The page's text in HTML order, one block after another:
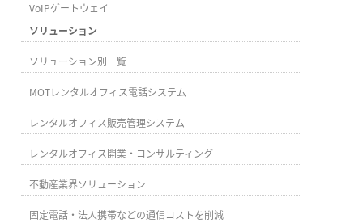
VoIPゲートウェイ
ソリューション
ソリューション別一覧
MOTレンタルオフィス電話システム
レンタルオフィス販売管理システム
レンタルオフィス開業・コンサルティング
不動産業界ソリューション
固定電話・法人携帯などの通信コストを削減